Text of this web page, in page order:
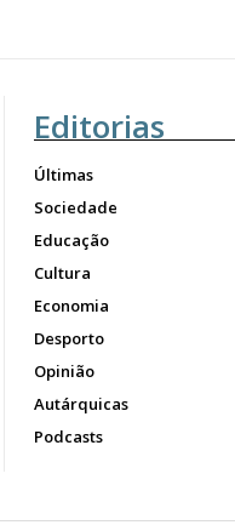
Editorias
Últimas
Sociedade
Educação
Cultura
Economia
Desporto
Opinião
Autárquicas
Podcasts